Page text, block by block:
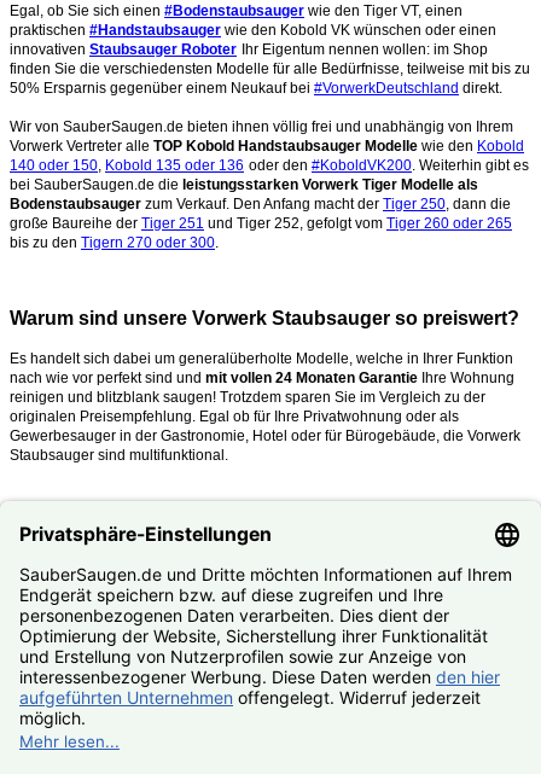
Egal, ob Sie sich einen #Bodenstaubsauger wie den Tiger VT, einen
praktischen #Handstaubsauger wie den Kobold VK wünschen oder einen
innovativen Staubsauger Roboter Ihr Eigentum nennen wollen: im Shop
finden Sie die verschiedensten Modelle für alle Bedürfnisse, teilweise mit bis zu
50% Ersparnis gegenüber einem Neukauf bei #VorwerkDeutschland direkt.
Wir von SauberSaugen.de bieten ihnen völlig frei und unabhängig von Ihrem
Vorwerk Vertreter alle TOP Kobold Handstaubsauger Modelle wie den Kobold
140 oder 150 Kobold 135 oder 136 oder den #KoboldVK200 . Weiterhin gibt es
bei SauberSaugen.de die leistungsstarken Vorwerk Tiger Modelle als
Bodenstaubsauger zum Verkauf. Den Anfang macht der Tiger 250 , dann die
große Baureihe der Tiger 251 und Tiger 252, gefolgt vom Tiger 260 oder 265
bis zu den Tigern 270 oder 300
Warum sind unsere Vorwerk Staubsauger so preiswert?
Es handelt sich dabei um generalüberholte Modelle, welche in Ihrer Funktion
nach wie vor perfekt sind und mit vollen 24 Monaten Garantie Ihre Wohnung
reinigen und blitzblank saugen! Trotzdem sparen Sie im Vergleich zu der
originalen Preisempfehlung. Egal ob für Ihre Privatwohnung oder als
Gewerbesauger in der Gastronomie, Hotel oder für Bürogebäude, die Vorwerk
Staubsauger sind multifunktional.
Was mache ich, wenn mein Kobold oder Tiger kaputt ist?
Nutzen Sie unseren#Reparaturservice. Fast alle Vorwerk Staubsauger
reparieren wir Ihnen zum #Festpreis.
© SauberSaugen.de – Ihr Spezialist für Zubehör und Ersatzteile
passend für Vorwerk Staubsauger
*gilt für Lieferungen innerhalb Deutschlands, Lieferzeiten ins
Ausland siehe
Zahlungseingang von Montag – Freitag, sofern Artikel lieferbar